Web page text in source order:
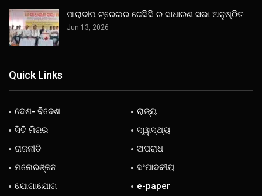
ପାରାଦୀପ ଟ୍ରେଲର ଜେସିସି ର ସାଧାରଣ ସଭା ଅନୁଷ୍ଠିତ
Jun 13, 2026
Quick Links
ଦେଶ- ବିଦେଶ
ରାଜ୍ୟ
ସିଟି ମିରର
ସ୍ୱାସ୍ଥ୍ୟ
ରାଜନୀତି
ଅପରାଧ
ମନୋରଞ୍ଜନ
ସଂପାଦକୀୟ
ଯୋଗାଯୋଗ
e-paper